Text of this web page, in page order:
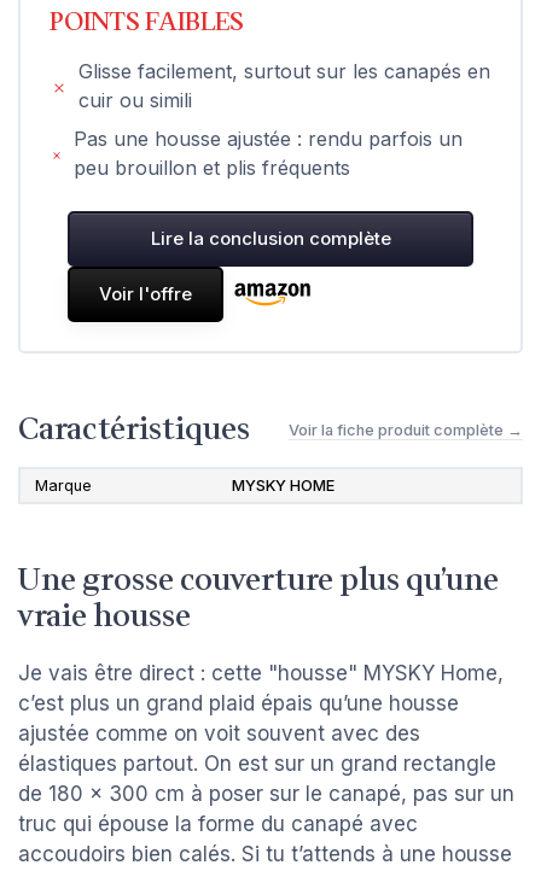
POINTS FAIBLES
Glisse facilement, surtout sur les canapés en
cuir ou simili
Pas une housse ajustée : rendu parfois un
peu brouillon et plis fréquents
Lire la conclusion complète
Voir l'offre
Caractéristiques Voir la fiche produit complète →
Marque MYSKY HOME
Une grosse couverture plus qu’une
vraie housse
Je vais être direct : cette "housse" MYSKY Home,
c’est plus un grand plaid épais qu’une housse
ajustée comme on voit souvent avec des
élastiques partout. On est sur un grand rectangle
de 180 x 300 cm à poser sur le canapé, pas sur un
truc qui épouse la forme du canapé avec
accoudoirs bien calés. Si tu t’attends à une housse